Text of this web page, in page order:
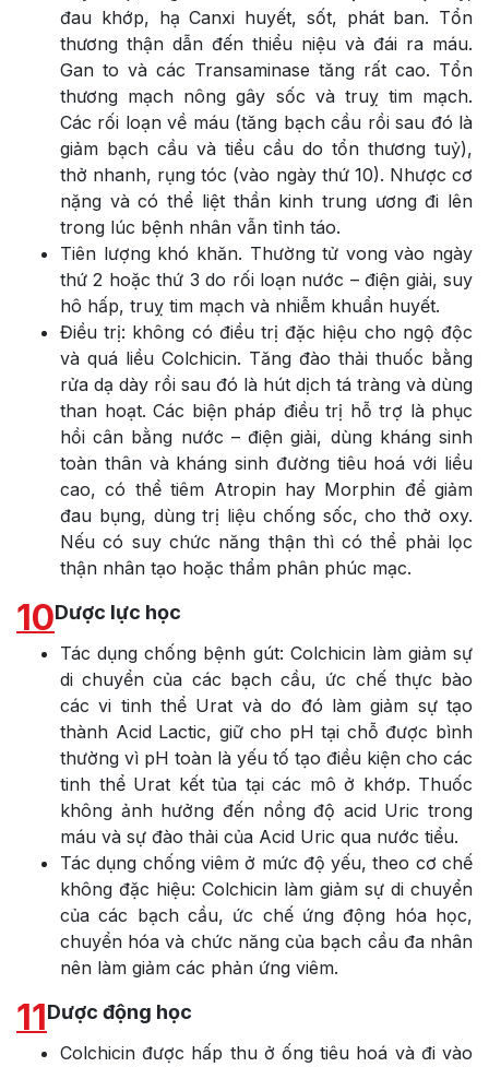
đau khớp, hạ Canxi huyết, sốt, phát ban. Tổn
thương thận dẫn đến thiểu niệu và đái ra máu.
Gan to và các Transaminase tăng rất cao. Tổn
thương mạch nông gây sốc và truỵ tim mạch.
Các rối loạn về máu (tăng bạch cầu rồi sau đó là
giảm bạch cầu và tiểu cầu do tổn thương tuỷ),
thở nhanh, rụng tóc (vào ngày thứ 10). Nhược cơ
nặng và có thể liệt thần kinh trung ương đi lên
trong lúc bệnh nhân vẫn tỉnh táo.
Tiên lượng khó khăn. Thường tử vong vào ngày
thứ 2 hoặc thứ 3 do rối loạn nước – điện giải, suy
hô hấp, truỵ tim mạch và nhiễm khuẩn huyết.
Điều trị: không có điều trị đặc hiệu cho ngộ độc
và quá liều Colchicin. Tăng đào thải thuốc bằng
rửa dạ dày rồi sau đó là hút dịch tá tràng và dùng
than hoạt. Các biện pháp điều trị hỗ trợ là phục
hồi cân bằng nước – điện giải, dùng kháng sinh
toàn thân và kháng sinh đường tiêu hoá với liều
cao, có thể tiêm Atropin hay Morphin để giảm
đau bụng, dùng trị liệu chống sốc, cho thở oxy.
Nếu có suy chức năng thận thì có thể phải lọc
thận nhân tạo hoặc thẩm phân phúc mạc.
10Dược lực học
Tác dụng chống bệnh gút: Colchicin làm giảm sự
di chuyển của các bạch cầu, ức chế thực bào
các vi tinh thể Urat và do đó làm giảm sự tạo
thành Acid Lactic, giữ cho pH tại chỗ được bình
thường vì pH toàn là yếu tố tạo điều kiện cho các
tinh thể Urat kết tủa tại các mô ở khớp. Thuốc
không ảnh hưởng đến nồng độ acid Uric trong
máu và sự đào thải của Acid Uric qua nước tiểu.
Tác dụng chống viêm ở mức độ yếu, theo cơ chế
không đặc hiệu: Colchicin làm giảm sự di chuyển
của các bạch cầu, ức chế ứng động hóa học,
chuyển hóa và chức năng của bạch cầu đa nhân
nên làm giảm các phản ứng viêm.
11Dược động học
Colchicin được hấp thu ở ống tiêu hoá và đi vào